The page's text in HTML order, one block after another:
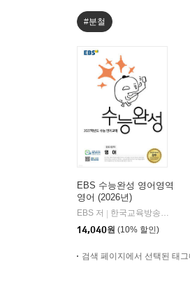
#분철
EBS 수능완성 영어영역
영어 (2026년)
EBS 저
한국교육방송공사
14,040원 (10% 할인)
검색 페이지에서 선택된 태